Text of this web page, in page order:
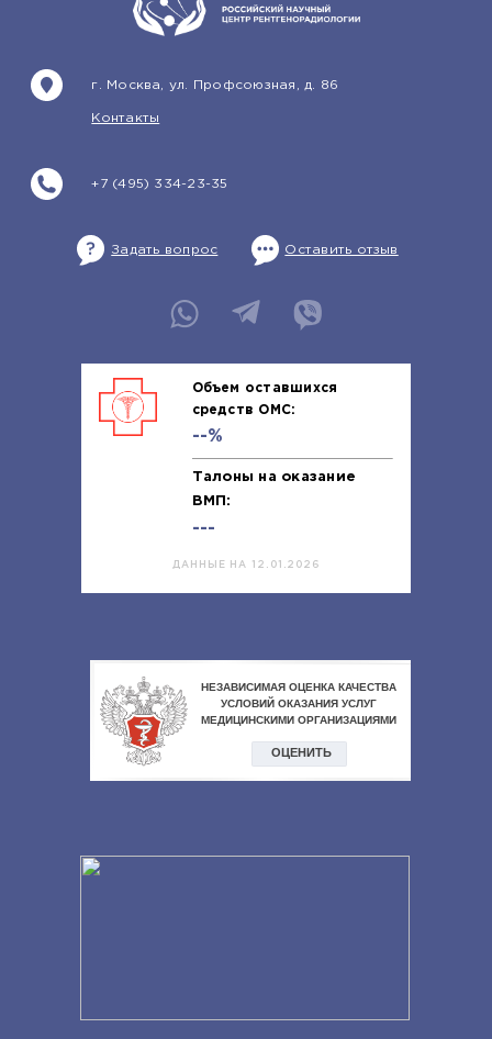
+7 (495) 334-23-35
г. Москва, ул. Профсоюзная, д. 86
Контакты
Задать вопрос Оставить отзыв
Объем оставшихся
средств ОМС:
--%
Талоны на оказание
ВМП:
---
ДАННЫЕ НА 12.01.2026